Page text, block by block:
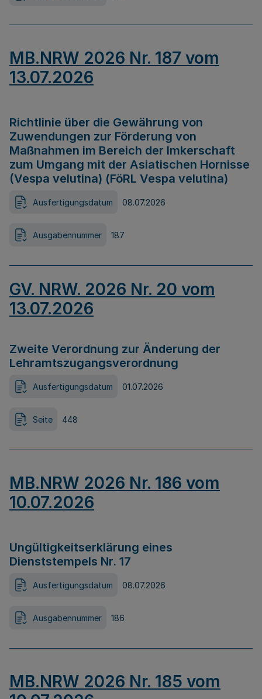
MB.NRW 2026 Nr. 187 vom
13.07.2026
Richtlinie über die Gewährung von
Zuwendungen zur Förderung von
Maßnahmen im Bereich der Imkerschaft
zum Umgang mit der Asiatischen Hornisse
(Vespa velutina) (FöRL Vespa velutina)
Ausfertigungsdatum 08.07.2026
Ausgabennummer 187
GV. NRW. 2026 Nr. 20 vom
13.07.2026
Zweite Verordnung zur Änderung der
Lehramtszugangsverordnung
Ausfertigungsdatum 01.07.2026
Seite 448
MB.NRW 2026 Nr. 186 vom
10.07.2026
Ungültigkeitserklärung eines
Dienststempels Nr. 17
Ausfertigungsdatum 08.07.2026
Ausgabennummer 186
MB.NRW 2026 Nr. 185 vom